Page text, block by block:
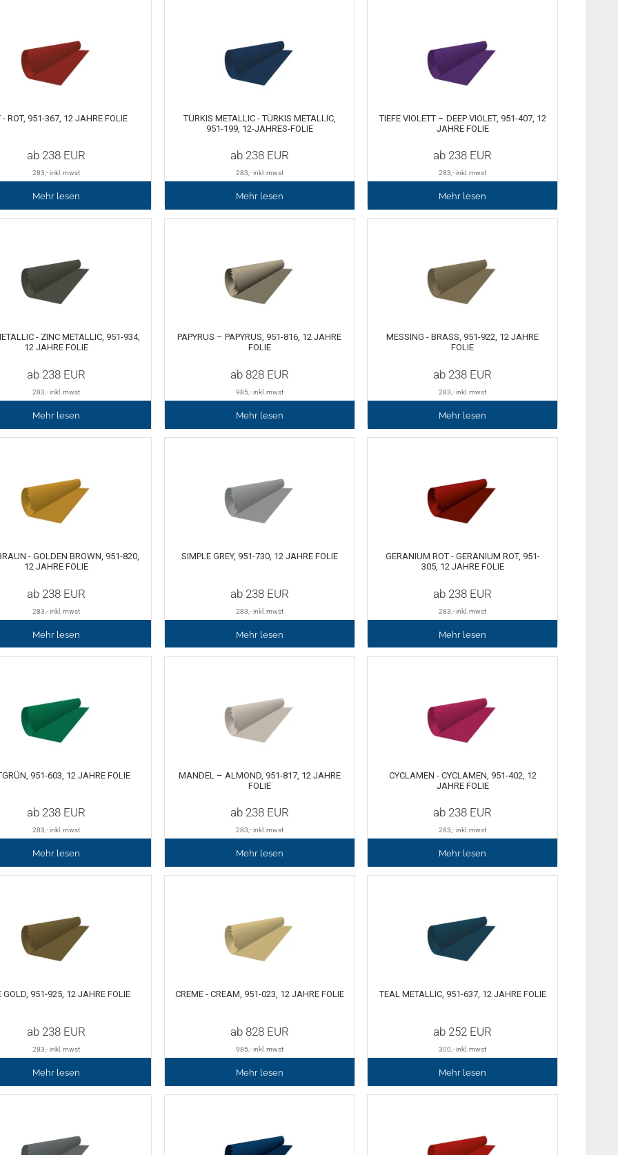
- ROT, 951-367, 12 JAHRE FOLIE
ab 238EUR
283 ,- inkl. mwst
Mehr lesen
TÜRKIS METALLIC - TÜRKIS METALLIC,
951-199, 12-JAHRES-FOLIE
ab 238EUR
283 ,- inkl. mwst
Mehr lesen
TIEFE VIOLETT – DEEP VIOLET, 951-407, 12
JAHRE FOLIE
ab 238 EUR
283 ,- inkl. mwst
Mehr lesen
- ZINC METALLIC, 951-934,
12 JAHRE FOLIE
ab 238EUR
283 ,- inkl. mwst
Mehr lesen
PAPYRUS – PAPYRUS, 951-816, 12 JAHRE
FOLIE
ab 828EUR
985 ,- inkl. mwst
Mehr lesen
MESSING - BRASS, 951-922, 12 JAHRE
FOLIE
ab 238 EUR
283 ,- inkl. mwst
Mehr lesen
- GOLDEN BROWN, 951-820,
12 JAHRE FOLIE
ab 238EUR
283 ,- inkl. mwst
Mehr lesen
SIMPLE GREY, 951-730, 12 JAHRE FOLIE
ab 238EUR
283 ,- inkl. mwst
Mehr lesen
GERANIUM ROT - GERANIUM ROT, 951-
305, 12 JAHRE FOLIE
ab 238 EUR
283 ,- inkl. mwst
Mehr lesen
951-603, 12 JAHRE FOLIE
ab 238EUR
283,- inkl. mwst
Mehr lesen
MANDEL – ALMOND, 951-817, 12 JAHRE
FOLIE
ab 238EUR
283,- inkl. mwst
Mehr lesen
CYCLAMEN - CYCLAMEN, 951-402, 12
JAHRE FOLIE
ab 238 EUR
283,- inkl. mwst
Mehr lesen
GOLD, 951-925, 12 JAHRE FOLIE
ab 238EUR
283 ,- inkl. mwst
Mehr lesen
CREME - CREAM, 951-023, 12 JAHRE FOLIE
ab 828EUR
985 ,- inkl. mwst
Mehr lesen
TEAL METALLIC, 951-637, 12 JAHRE FOLIE
ab 252 EUR
300 ,- inkl. mwst
Mehr lesen